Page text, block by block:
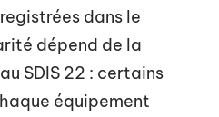
dans le
dépend de la
SDIS 22 : certains
équipement